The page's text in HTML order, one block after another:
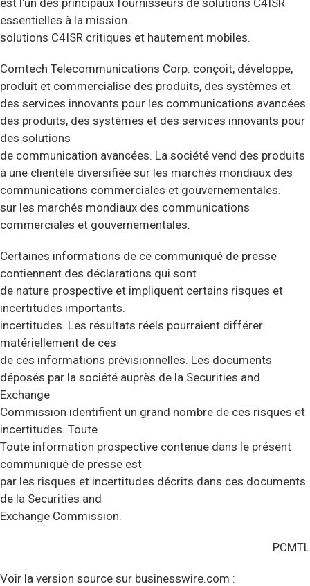
est l'un des principaux fournisseurs de solutions C4ISR
essentielles à la mission.
solutions C4ISR critiques et hautement mobiles.
Comtech Telecommunications Corp. conçoit, développe,
produit et commercialise des produits, des systèmes et
des services innovants pour les communications avancées.
des produits, des systèmes et des services innovants pour
des solutions
de communication avancées. La société vend des produits
à une clientèle diversifiée sur les marchés mondiaux des
communications commerciales et gouvernementales.
sur les marchés mondiaux des communications
commerciales et gouvernementales.
Certaines informations de ce communiqué de presse
contiennent des déclarations qui sont
de nature prospective et impliquent certains risques et
incertitudes importants.
incertitudes. Les résultats réels pourraient différer
matériellement de ces
de ces informations prévisionnelles. Les documents
déposés par la société auprès de la Securities and
Exchange
Commission identifient un grand nombre de ces risques et
incertitudes. Toute
Toute information prospective contenue dans le présent
communiqué de presse est
par les risques et incertitudes décrits dans ces documents
de la Securities and
Exchange Commission.
PCMTL
Voir la version source sur businesswire.com :